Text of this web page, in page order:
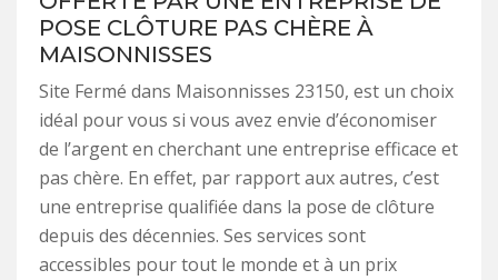
POSE CLÔTURE PAS CHÈRE À
MAISONNISSES
Site Fermé dans Maisonnisses 23150, est un choix
idéal pour vous si vous avez envie d’économiser
de l’argent en cherchant une entreprise efficace et
pas chère. En effet, par rapport aux autres, c’est
une entreprise qualifiée dans la pose de clôture
depuis des décennies. Ses services sont
accessibles pour tout le monde et à un prix